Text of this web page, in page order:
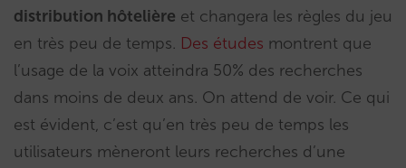
distribution hôtelière et changera les règles du jeu
en très peu de temps. Des études montrent que
l’usage de la voix atteindra 50% des recherches
dans moins de deux ans. On attend de voir. Ce qui
est évident, c’est qu’en très peu de temps les
utilisateurs mèneront leurs recherches d’une